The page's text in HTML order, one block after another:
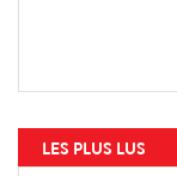
LES PLUS LUS